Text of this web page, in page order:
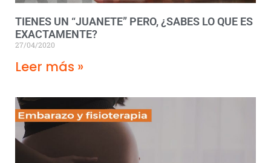
TIENES UN “JUANETE” PERO, ¿SABES LO QUE ES
EXACTAMENTE?
27/04/2020
Leer más »